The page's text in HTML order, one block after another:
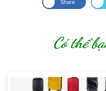
Share
Có thể